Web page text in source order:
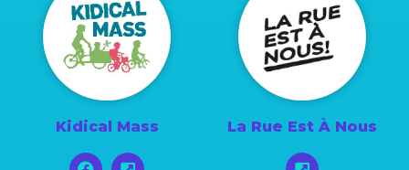
Kidical Mass La Rue Est À Nous